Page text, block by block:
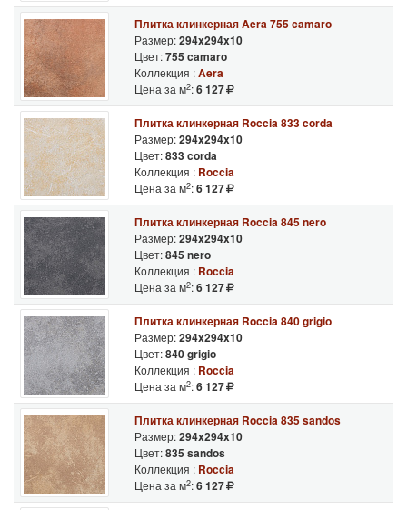
Плитка клинкерная Aera 755 camaro
Размер:294x294x10
Цвет:755 camaro
Коллекция :Aera
Цена за м2:6 127
Плитка клинкерная Roccia 833 corda
Размер:294x294x10
Цвет:833 corda
Коллекция : Roccia
Цена за м2:6 127
Плитка клинкерная Roccia 845 nero
Размер:294x294x10
Цвет:845 nero
Коллекция : Roccia
Цена за м2:6 127
Плитка клинкерная Roccia 840 grigio
Размер:294x294x10
Цвет:840 grigio
Коллекция : Roccia
Цена за м2:6 127
Плитка клинкерная Roccia 835 sandos
Размер:294x294x10
Цвет:835 sandos
Коллекция : Roccia
Цена за м2:6 127